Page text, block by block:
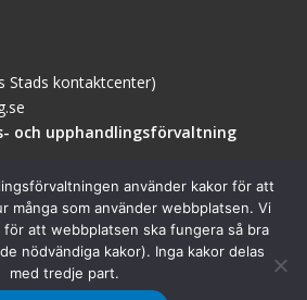
Stads kontaktcenter)
och upphandlingsförvaltning(öppnas
nytt
fönster)
upphandlingsförvaltning
använder kakor för att
många som använder webbplatsen. Vi
för att webbplatsen ska fungera så bra
nödvändiga kakor). Inga kakor delas
med tredje part.